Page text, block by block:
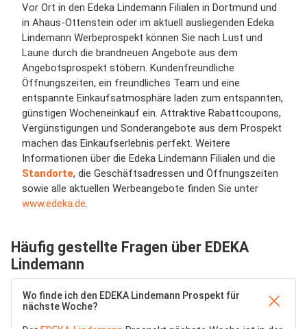
Vor Ort in den Edeka Lindemann Filialen in Dortmund und
in Ahaus-Ottenstein oder im aktuell ausliegenden Edeka
Lindemann Werbeprospekt können Sie nach Lust und
Laune durch die brandneuen Angebote aus dem
Angebotsprospekt stöbern. Kundenfreundliche
Öffnungszeiten, ein freundliches Team und eine
entspannte Einkaufsatmosphäre laden zum entspannten,
günstigen Wocheneinkauf ein. Attraktive Rabattcoupons,
Vergünstigungen und Sonderangebote aus dem Prospekt
machen das Einkaufserlebnis perfekt. Weitere
Informationen über die Edeka Lindemann Filialen und die
Standorte, die Geschäftsadressen und Öffnungszeiten
sowie alle aktuellen Werbeangebote finden Sie unter
www.edeka.de.
Häufig gestellte Fragen über EDEKA
Lindemann
Wo finde ich den EDEKA Lindemann Prospekt für
nächste Woche?